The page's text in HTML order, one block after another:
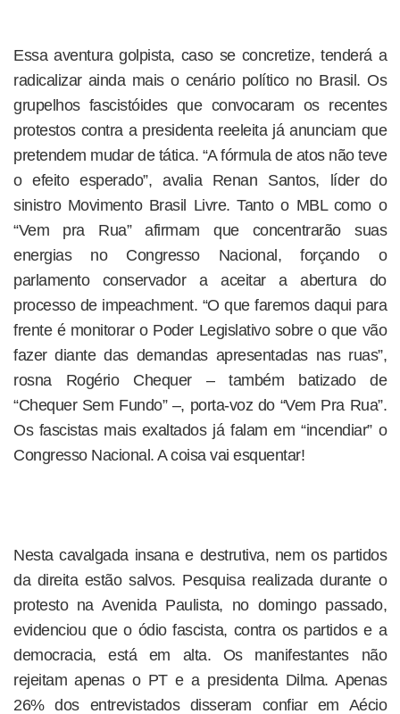
Essa aventura golpista, caso se concretize, tenderá a
radicalizar ainda mais o cenário político no Brasil. Os
grupelhos fascistóides que convocaram os recentes
protestos contra a presidenta reeleita já anunciam que
pretendem mudar de tática. “A fórmula de atos não teve
o efeito esperado”, avalia Renan Santos, líder do
sinistro Movimento Brasil Livre. Tanto o MBL como o
“Vem pra Rua” afirmam que concentrarão suas
energias no Congresso Nacional, forçando o
parlamento conservador a aceitar a abertura do
processo de impeachment. “O que faremos daqui para
frente é monitorar o Poder Legislativo sobre o que vão
fazer diante das demandas apresentadas nas ruas”,
rosna Rogério Chequer – também batizado de
“Chequer Sem Fundo” –, porta-voz do “Vem Pra Rua”.
Os fascistas mais exaltados já falam em “incendiar” o
Congresso Nacional. A coisa vai esquentar!
Nesta cavalgada insana e destrutiva, nem os partidos
da direita estão salvos. Pesquisa realizada durante o
protesto na Avenida Paulista, no domingo passado,
evidenciou que o ódio fascista, contra os partidos e a
democracia, está em alta. Os manifestantes não
rejeitam apenas o PT e a presidenta Dilma. Apenas
26% dos entrevistados disseram confiar em Aécio